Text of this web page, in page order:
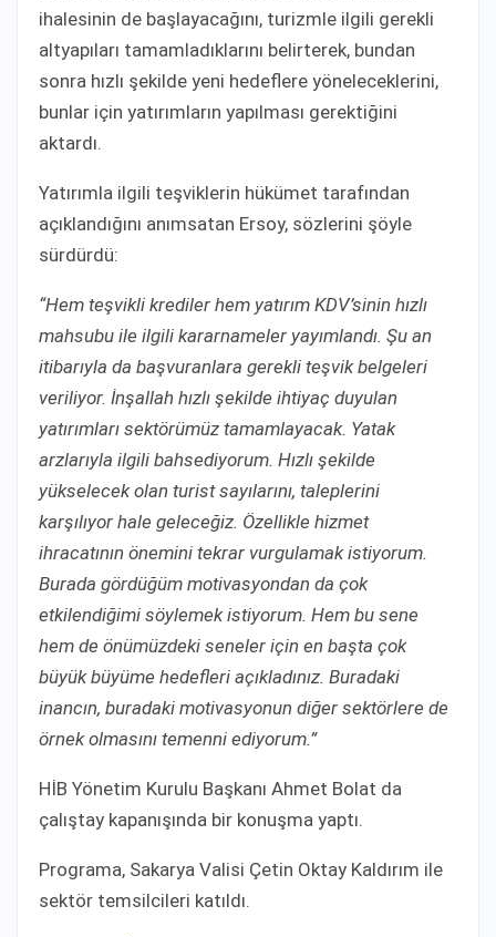
ihalesinin de başlayacağını, turizmle ilgili gerekli
altyapıları tamamladıklarını belirterek, bundan
sonra hızlı şekilde yeni hedeflere yöneleceklerini,
bunlar için yatırımların yapılması gerektiğini
aktardı.
Yatırımla ilgili teşviklerin hükümet tarafından
açıklandığını anımsatan Ersoy, sözlerini şöyle
sürdürdü:
“Hem teşvikli krediler hem yatırım KDV’sinin hızlı
mahsubu ile ilgili kararnameler yayımlandı. Şu an
itibarıyla da başvuranlara gerekli teşvik belgeleri
veriliyor. İnşallah hızlı şekilde ihtiyaç duyulan
yatırımları sektörümüz tamamlayacak. Yatak
arzlarıyla ilgili bahsediyorum. Hızlı şekilde
yükselecek olan turist sayılarını, taleplerini
karşılıyor hale geleceğiz. Özellikle hizmet
ihracatının önemini tekrar vurgulamak istiyorum.
Burada gördüğüm motivasyondan da çok
etkilendiğimi söylemek istiyorum. Hem bu sene
hem de önümüzdeki seneler için en başta çok
büyük büyüme hedefleri açıkladınız. Buradaki
inancın, buradaki motivasyonun diğer sektörlere de
örnek olmasını temenni ediyorum.”
HİB Yönetim Kurulu Başkanı Ahmet Bolat da
çalıştay kapanışında bir konuşma yaptı.
Programa, Sakarya Valisi Çetin Oktay Kaldırım ile
sektör temsilcileri katıldı.